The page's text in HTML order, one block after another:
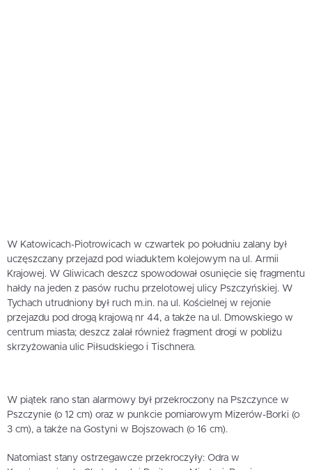
W Katowicach-Piotrowicach w czwartek po południu zalany był
uczęszczany przejazd pod wiaduktem kolejowym na ul. Armii
Krajowej. W Gliwicach deszcz spowodował osunięcie się fragmentu
hałdy na jeden z pasów ruchu przelotowej ulicy Pszczyńskiej. W
Tychach utrudniony był ruch m.in. na ul. Kościelnej w rejonie
przejazdu pod drogą krajową nr 44, a także na ul. Dmowskiego w
centrum miasta; deszcz zalał również fragment drogi w pobliżu
skrzyżowania ulic Piłsudskiego i Tischnera.
W piątek rano stan alarmowy był przekroczony na Pszczynce w
Pszczynie (o 12 cm) oraz w punkcie pomiarowym Mizerów-Borki (o
3 cm), a także na Gostyni w Bojszowach (o 16 cm).
Natomiast stany ostrzegawcze przekroczyły: Odra w